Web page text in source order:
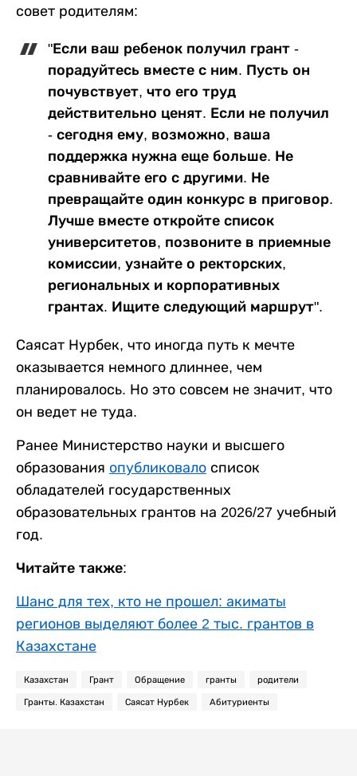
совет родителям:
"Если ваш ребенок получил грант -
порадуйтесь вместе с ним. Пусть он
почувствует, что его труд
действительно ценят. Если не получил
- сегодня ему, возможно, ваша
поддержка нужна еще больше. Не
сравнивайте его с другими. Не
превращайте один конкурс в приговор.
Лучше вместе откройте список
университетов, позвоните в приемные
комиссии, узнайте о ректорских,
региональных и корпоративных
грантах. Ищите следующий маршрут".
Саясат Нурбек, что иногда путь к мечте
оказывается немного длиннее, чем
планировалось. Но это совсем не значит, что
он ведет не туда.
Ранее Министерство науки и высшего
образования опубликовало список
обладателей государственных
образовательных грантов на 2026/27 учебный
год.
Читайте также:
Шанс для тех, кто не прошел: акиматы
регионов выделяют более 2 тыс. грантов в
Казахстане
Казахстан Грант Обращение гранты родители
Гранты. Казахстан Саясат Нурбек Абитуриенты